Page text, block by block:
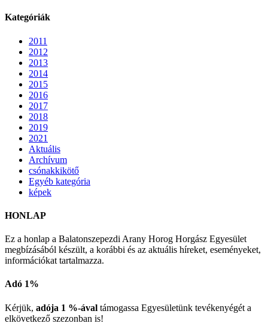
Kategóriák
2011
2012
2013
2014
2015
2016
2017
2018
2019
2021
Aktuális
Archívum
csónakkikötő
Egyéb kategória
képek
HONLAP
Ez a honlap a Balatonszepezdi Arany Horog Horgász Egyesület
megbízásából készült, a korábbi és az aktuális híreket, eseményeket,
információkat tartalmazza.
Adó 1%
Kérjük, adója 1 %-ával támogassa Egyesületünk tevékenyégét a
elkövetkező szezonban is!